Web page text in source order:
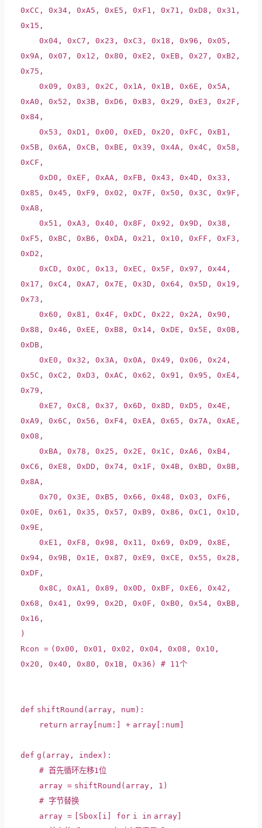
0xCC , 0x34, 0xA5 , 0xE5 , 0xF1 , 0x71 , 0xD8 , 0x31 ,
0x15 ,
0x04, 0xC7 , 0x23 , 0xC3 , 0x18 , 0x96 , 0x05 ,
0x9A, 0x07 , 0x12 , 0x80 , 0xE2 , 0xEB, 0x27 , 0xB2 ,
0x75 ,
0x09 , 0x83 , 0x2C , 0x1A, 0x1B, 0x6E , 0x5A,
0xA0 , 0x52 , 0x3B, 0xD6 , 0xB3 , 0x29 , 0xE3 , 0x2F ,
0x84,
0x53 , 0xD1 , 0x00 , 0xED , 0x20 , 0xFC , 0xB1 ,
0x5B, 0x6A, 0xCB, 0xBE , 0x39 , 0x4A, 0x4C , 0x58 ,
0xCF ,
0xD0 , 0xEF , 0xAA, 0xFB, 0x43 , 0x4D , 0x33 ,
0x85 , 0x45 , 0xF9 , 0x02 , 0x7F , 0x50 , 0x3C , 0x9F ,
0xA8 ,
0x51 , 0xA3 , 0x40 , 0x8F , 0x92 , 0x9D , 0x38 ,
0xF5 , 0xBC , 0xB6 , 0xDA, 0x21 , 0x10 , 0xFF , 0xF3 ,
0xD2 ,
0xCD , 0x0C , 0x13 , 0xEC , 0x5F , 0x97 , 0x44,
0x17 , 0xC4, 0xA7 , 0x7E , 0x3D , 0x64, 0x5D , 0x19 ,
0x73 ,
0x60 , 0x81 , 0x4F , 0xDC , 0x22 , 0x2A, 0x90 ,
0x88 , 0x46 , 0xEE , 0xB8 , 0x14, 0xDE , 0x5E , 0x0B,
0xDB,
0xE0 , 0x32 , 0x3A, 0x0A, 0x49 , 0x06 , 0x24,
0x5C , 0xC2 , 0xD3 , 0xAC , 0x62 , 0x91 , 0x95 , 0xE4,
0x79 ,
0xE7 , 0xC8 , 0x37 , 0x6D , 0x8D , 0xD5 , 0x4E ,
0xA9 , 0x6C , 0x56 , 0xF4, 0xEA, 0x65 , 0x7A, 0xAE ,
0x08 ,
0xBA, 0x78 , 0x25 , 0x2E , 0x1C , 0xA6 , 0xB4,
0xC6 , 0xE8 , 0xDD , 0x74, 0x1F , 0x4B, 0xBD , 0x8B,
0x8A,
0x70 , 0x3E , 0xB5 , 0x66 , 0x48 , 0x03 , 0xF6 ,
0x0E , 0x61 , 0x35 , 0x57 , 0xB9 , 0x86 , 0xC1 , 0x1D ,
0x9E ,
0xE1 , 0xF8 , 0x98 , 0x11 , 0x69 , 0xD9 , 0x8E ,
0x94, 0x9B, 0x1E , 0x87 , 0xE9 , 0xCE , 0x55 , 0x28 ,
0xDF ,
0x8C , 0xA1 , 0x89 , 0x0D , 0xBF , 0xE6 , 0x42 ,
0x68 , 0x41 , 0x99 , 0x2D , 0x0F , 0xB0 , 0x54, 0xBB,
0x16 ,
)
Rcon = (0x00 , 0x01 , 0x02 , 0x04, 0x08 , 0x10 ,
0x20 , 0x40 , 0x80 , 0x1B, 0x36) # 11个
def shiftRound(array, num):
return array[num:] + array[:num]
def g(array, index):
# 首先循环左移1位
array = shiftRound(array, 1 )
# 字节替换
array = [Sbox[i] for i in array]